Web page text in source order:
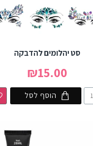
סט יהלומים להדבקה
₪15.00
הוסף לסל